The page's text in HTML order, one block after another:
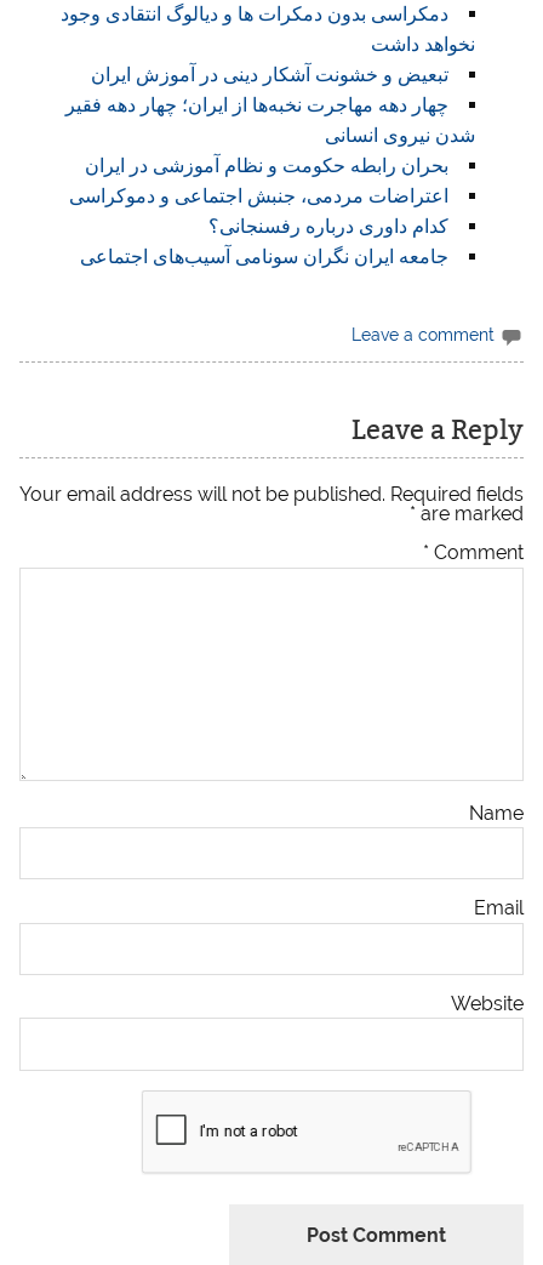
دمکراسی بدون دمکرات ها و دیالوگ انتقادی وجود
نخواهد داشت
تبعیض و خشونت آشکار دینی در آموزش ایران
چهار دهه مهاجرت نخبه‌ها از ایران؛ چهار دهه فقیر
شدن نیروی انسانی
بحران رابطه حکومت و نظام آموزشی در ایران
اعتراضات مردمی، جنبش اجتماعی و دموکراسی
کدام داوری درباره رفسنجانی؟
جامعه ایران نگران سونامی آسیب‌های اجتماعی
Leave a comment
Leave a Reply
Your email address will not be published. Required fields
are marked
*
Comment
*
Name
Email
Website